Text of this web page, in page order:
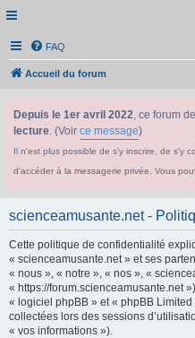
FAQ
Accueil du forum
Depuis le 1er avril 2022, ce forum
lecture. (Voir ce message)
Il n'est plus possible de s'y inscrire, de s'y
d'accéder à la messagerie privée. Vous
scienceamusante.net -
Cette politique de confidentialité
« scienceamusante.net » et ses
« nous », « notre », « nos », «
« https://forum.scienceamusante.net
« logiciel phpBB » et « phpBB
collectées lors des sessions
« vos informations »).